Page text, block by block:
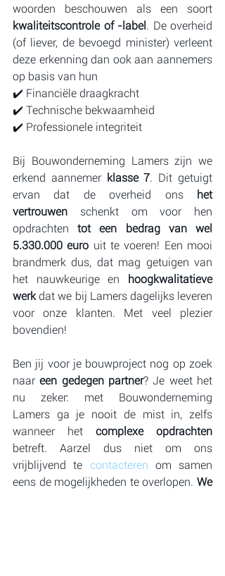
kwaliteitscontrole of -label. De overheid
(of liever, de bevoegd minister) verleent
deze erkenning dan ook aan aannemers
op basis van hun
✔️ Financiële draagkracht
✔️ Technische bekwaamheid
✔️ Professionele integriteit
Bij Bouwonderneming Lamers zijn we
erkend aannemer klasse 7. Dit getuigt
ervan dat de overheid ons het
vertrouwen schenkt om voor hen
opdrachten tot een bedrag van wel
5.330.000 euro uit te voeren! Een mooi
brandmerk dus, dat mag getuigen van
het nauwkeurige en hoogkwalitatieve
werk dat we bij Lamers dagelijks leveren
voor onze klanten. Met veel plezier
bovendien!
Ben jij voor je bouwproject nog op zoek
naar een gedegen partner? Je weet het
nu zeker: met Bouwonderneming
Lamers ga je nooit de mist in, zelfs
wanneer het complexe opdrachten
betreft. Aarzel dus niet om ons
vrijblijvend te contacteren om samen
eens de mogelijkheden te overlopen. We